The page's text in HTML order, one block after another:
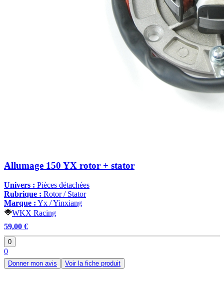
Allumage 150 YX rotor + stator
Univers : Pièces détachées
Rubrique : Rotor / Stator
Marque : Yx / Yinxiang
WKX Racing
59,00 €
0
0
Donner mon avis Voir la fiche produit